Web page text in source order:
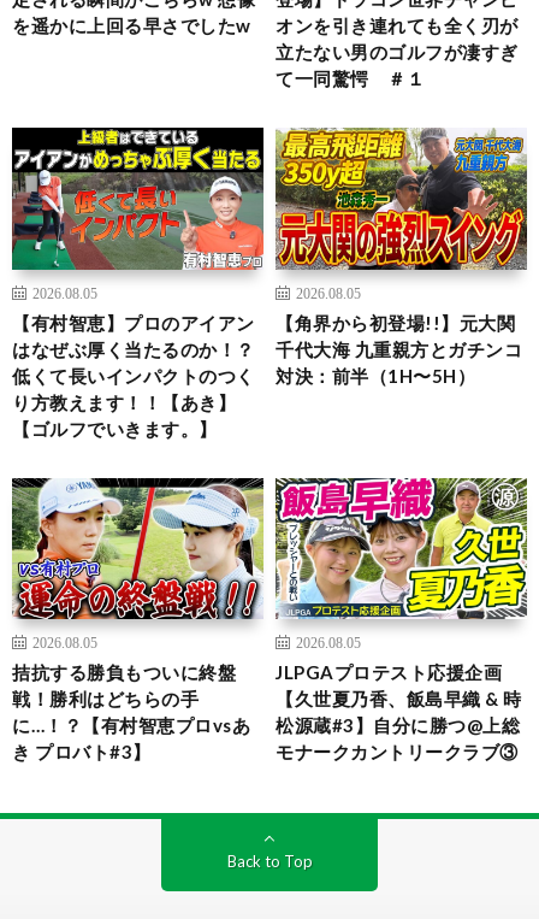
を遥かに上回る早さでしたw
オンを引き連れても全く刃が
立たない男のゴルフが凄すぎ
て一同驚愕 ＃１
2026.08.05
【有村智恵】プロのアイアン
はなぜぶ厚く当たるのか！？
低くて長いインパクトのつく
り方教えます！！【あき】
【ゴルフでいきます。】
2026.08.05
【角界から初登場!!】元大関
千代大海 九重親方とガチンコ
対決：前半（1H〜5H）
2026.08.05
拮抗する勝負もついに終盤
戦！勝利はどちらの手
に…！？【有村智恵プロvsあ
き プロバト#3】
2026.08.05
JLPGAプロテスト応援企画
【久世夏乃香、飯島早織 & 時
松源蔵#3】自分に勝つ@上総
モナークカントリークラブ③
Back to Top